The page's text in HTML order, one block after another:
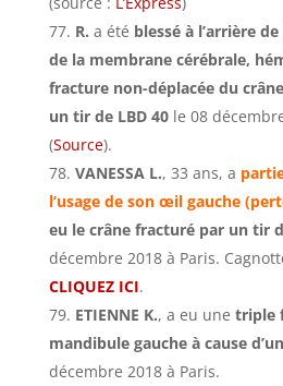
R. a été blessé à l’arrière
de la membrane cérébrale,
fracture non-déplacée du
un tir de LBD 40le 08
(Source).
VANESSA L., 33 ans, a
l’usage de son œil gauche
eu le crâne fracturé par un tir
décembre 2018 à Paris.
CLIQUEZ ICI.
ETIENNE K., a eu une triple
mandibule gauche à cause
décembre 2018 à Paris.